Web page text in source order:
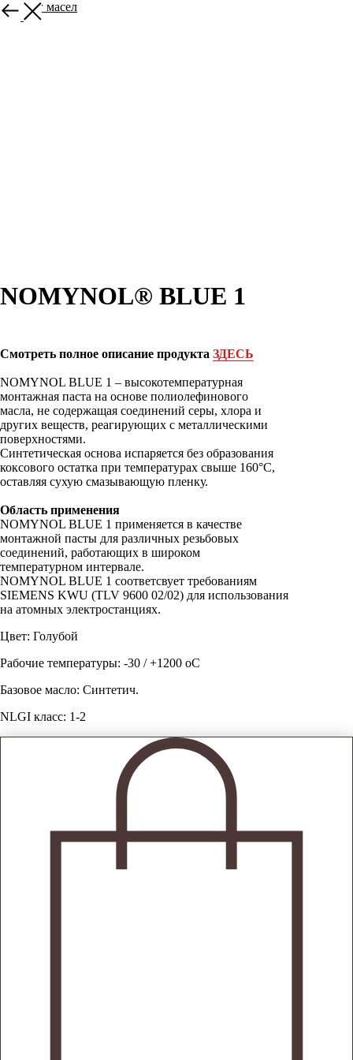
Каталог масел
NOMYNOL® BLUE 1
Смотреть полное описание продукта ЗДЕСЬ
NOMYNOL BLUE 1 – высокотемпературная
монтажная паста на основе полиолефинового
масла, не содержащая соединений серы, хлора и
других веществ, реагирующих с металлическими
поверхностями.
Синтетическая основа испаряется без образования
коксового остатка при температурах свыше 160°С,
оставляя сухую смазывающую пленку.
Область применения
NOMYNOL BLUE 1 применяется в качестве
монтажной пасты для различных резьбовых
соединений, работающих в широком
температурном интервале.
NOMYNOL BLUE 1 соответсвует требованиям
SIEMENS KWU (TLV 9600 02/02) для использования
на атомных электростанциях.
Цвет: Голубой
Рабочие температуры: -30 / +1200 oС
Базовое масло: Синтетич.
NLGI класс: 1-2